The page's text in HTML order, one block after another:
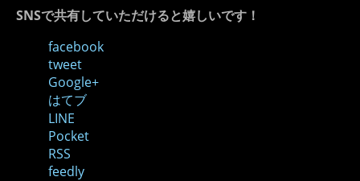
SNSで共有していただけると嬉しいです！
facebook
tweet
Google+
はてブ
LINE
Pocket
RSS
feedly